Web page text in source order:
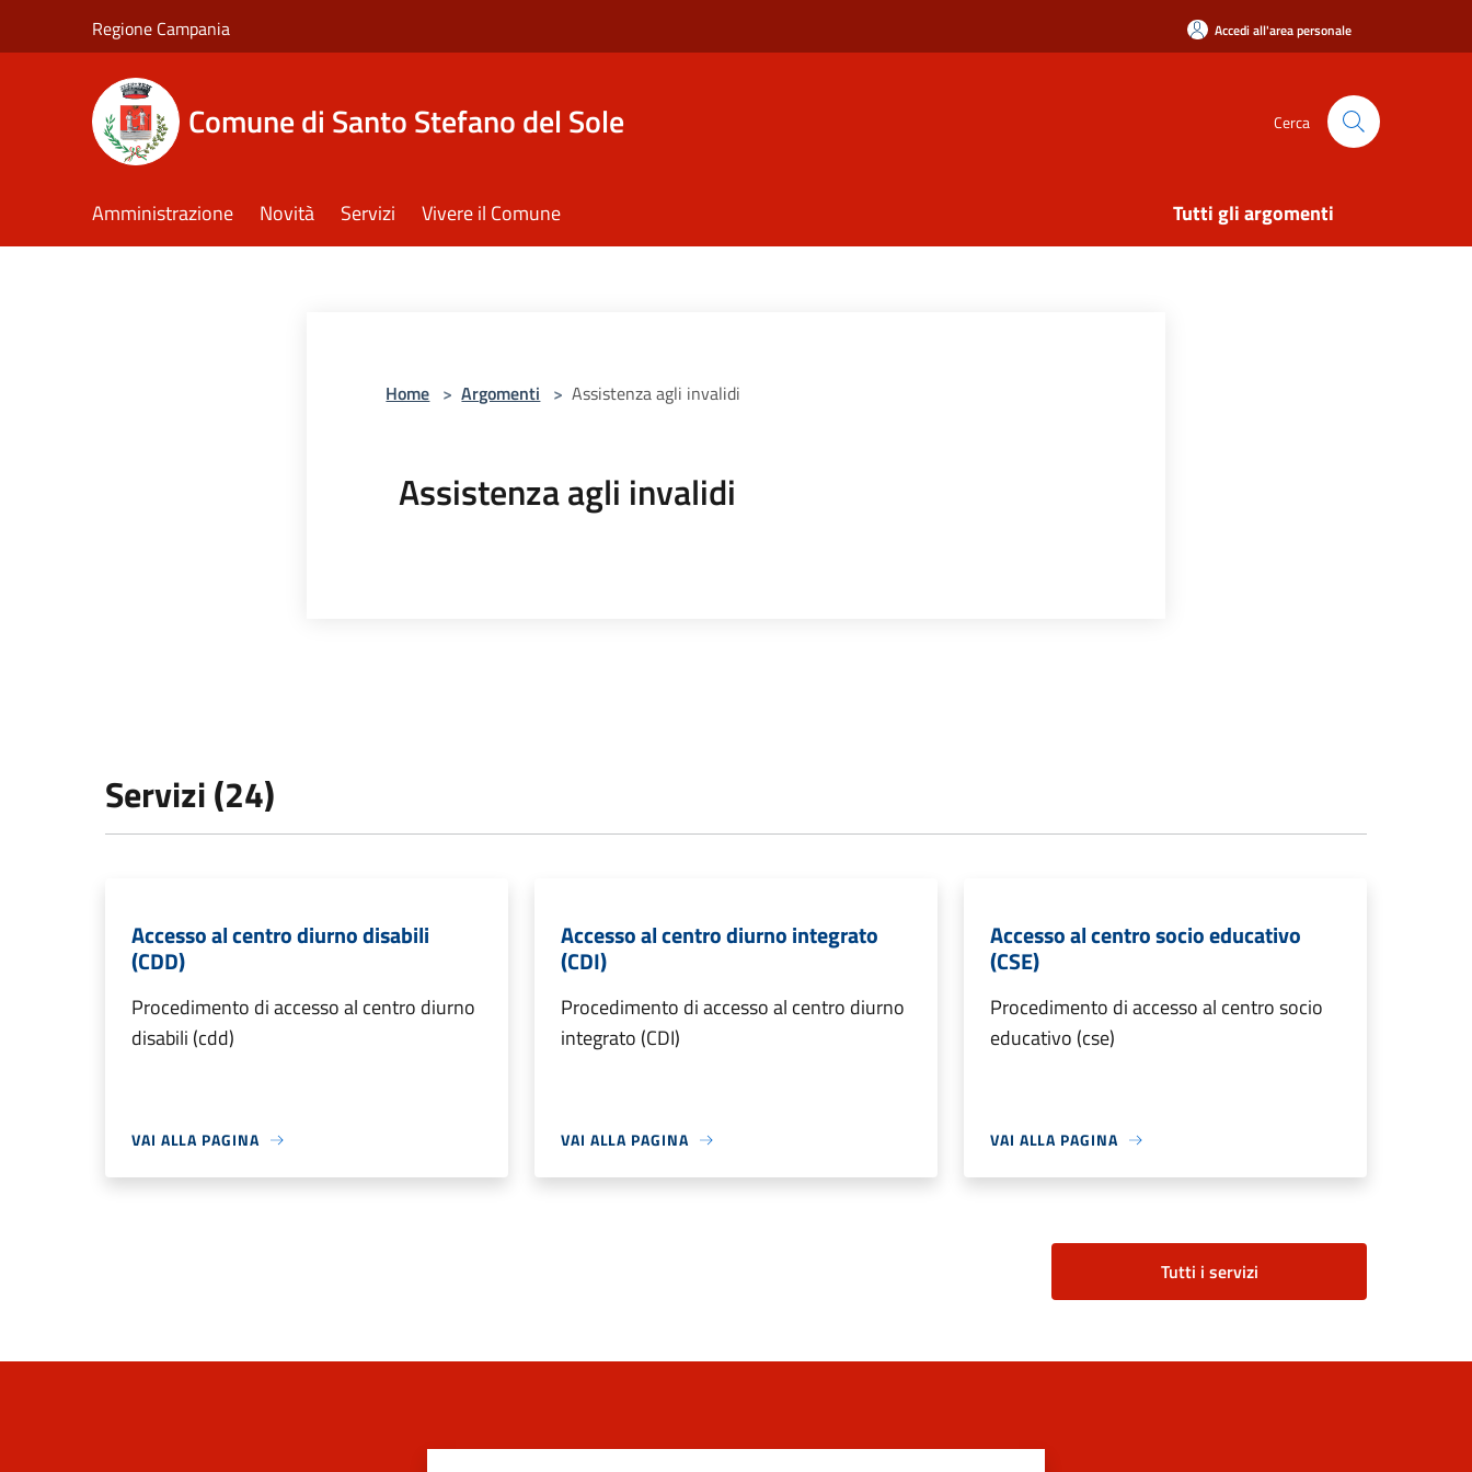
Regione Campania Accedi all'area personale
Comune di Santo Stefano del Sole Cerca
Amministrazione Novità Servizi Vivere il Comune Tutti gli argomenti
Home > Argomenti > Assistenza agli invalidi
Assistenza agli invalidi
Servizi (24)
Accesso al centro diurno disabili
(CDD)
Procedimento di accesso al centro diurno
disabili (cdd)
VAI ALLA PAGINA
Accesso al centro diurno integrato
(CDI)
Procedimento di accesso al centro diurno
integrato (CDI)
VAI ALLA PAGINA
Accesso al centro socio educativo
(CSE)
Procedimento di accesso al centro socio
educativo (cse)
VAI ALLA PAGINA
Tutti i servizi